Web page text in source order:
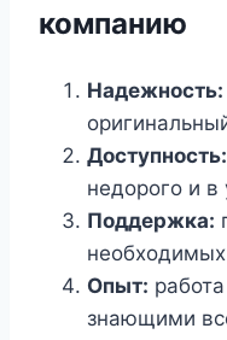
компанию
Надежность:
Доступность:
недорого и в
Поддержка:
Опыт:
знающими